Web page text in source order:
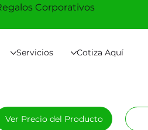
Servicios Cotiza Aquí
Corporativos
Ver Precio del Producto